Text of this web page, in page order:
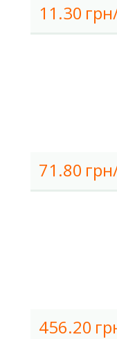
11.30
71.80
456.20